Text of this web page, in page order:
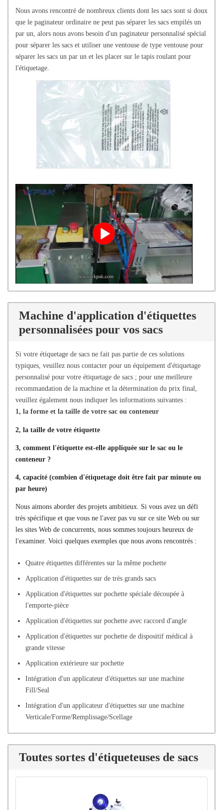
Nous avons rencontré de nombreux clients dont les sacs sont si doux
que le paginateur ordinaire ne peut pas séparer les sacs empilés un
par un, alors nous avons besoin d'un paginateur personnalisé spécial
pour séparer les sacs et utiliser une ventouse de type ventouse pour
séparer les sacs un par un et les placer sur le tapis roulant pour
l'étiquetage.
Machine d'application d'étiquettes
personnalisées pour vos sacs
Si votre étiquetage de sacs ne fait pas partie de ces solutions
typiques, veuillez nous contacter pour un équipement d'étiquetage
personnalisé pour votre étiquetage de sacs ; pour une meilleure
recommandation de la machine et la détermination du prix final,
veuillez également nous indiquer les informations suivantes :
1, la forme et la taille de votre sac ou conteneur
2, la taille de votre étiquette
3, comment l'étiquette est-elle appliquée sur le sac ou le
conteneur ?
4, capacité (combien d'étiquetage doit être fait par minute ou
par heure)
Nous aimons aborder des projets ambitieux. Si vous avez un défi
très spécifique et que vous ne l'avez pas vu sur ce site Web ou sur
les sites Web de concurrents, nous sommes toujours heureux de
l'examiner. Voici quelques exemples que nous avons rencontrés :
Quatre étiquettes différentes sur la même pochette
Application d'étiquettes sur de très grands sacs
Application d'étiquettes sur pochette spéciale découpée à
l'emporte-pièce
Application d'étiquettes sur pochette avec raccord d'angle
Application d'étiquettes sur pochette de dispositif médical à
grande vitesse
Application extérieure sur pochette
Intégration d'un applicateur d'étiquettes sur une machine
Fill/Seal
Intégration d'un applicateur d'étiquettes sur une machine
Verticale/Forme/Remplissage/Scellage
Toutes sortes d'étiqueteuses de sacs